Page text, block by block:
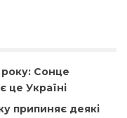
року: Сонце
це Україні
припиняє деякі